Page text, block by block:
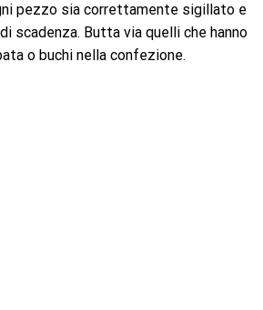
pezzo sia correttamente sigillato e
scadenza. Butta via quelli che hanno
o buchi nella confezione.